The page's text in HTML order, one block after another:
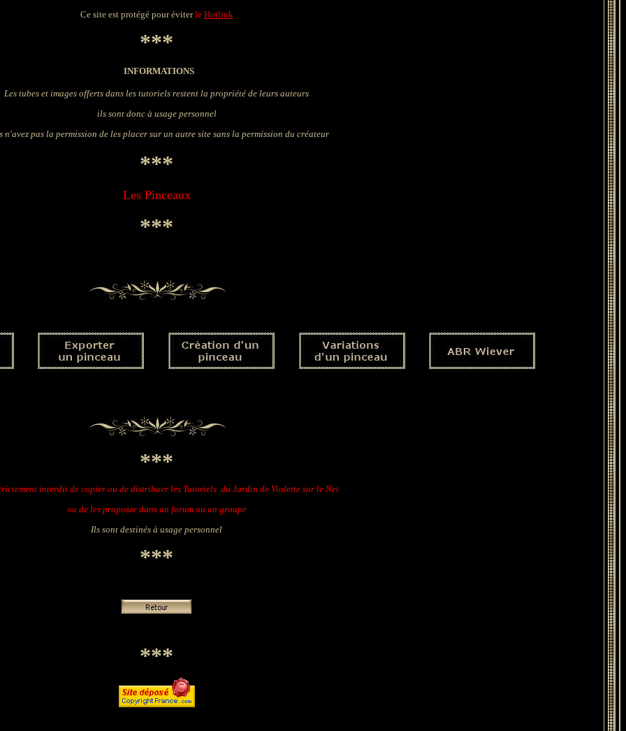
Ce site est protégé pour éviterle Hotlink
***
INFORMATIONS
Les tubes et images offerts dans les tutoriels restent la propriété de leurs auteurs
ils sont donc à usage personnel
n'avez pas la permission de les placer sur un autre site sans la permission du créateur
***
Les Pinceaux
***
***
interdit de copier ou de distribuer les Tutoriels du Jardin de Violette sur le Net
ou de les proposer dans un forum ou un groupe
Ils sont destinés à usage personnel
***
***